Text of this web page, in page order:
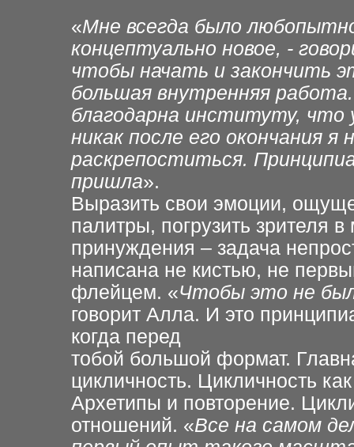
«Мне всегда было
концептуально новое, -
чтобы начать и закончить
большая внутренняя
благодарна институту, что
никак после его окончания я
раскрепоститься.
пришла».
Выразить свои эмоции,
палитры, погрузить зрителя
принуждения – задача
написана не кистью, не
флейцем. «Чтобы это не
говорит Алла. И это
когда перед
тобой большой формат.
цикличность. Цикличность
Архетипы и повторение.
отношений. «Все на самом